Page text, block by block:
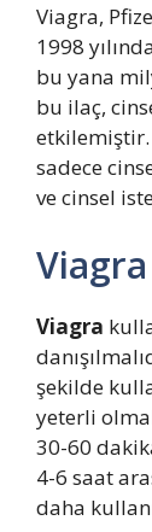
Viagra,
1998
bu yana
bu ilaç,
etkilemiştir.
sadece
ve cinsel
Viagra
Viagra
şekilde
yeterli
30-60
4-6 saat
daha